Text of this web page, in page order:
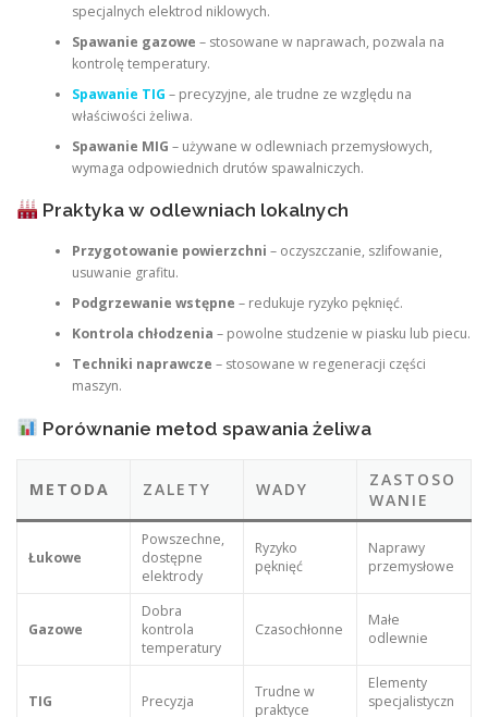
specjalnych elektrod niklowych.
Spawanie gazowe – stosowane w naprawach, pozwala na
kontrolę temperatury.
Spawanie TIG – precyzyjne, ale trudne ze względu na
właściwości żeliwa.
Spawanie MIG – używane w odlewniach przemysłowych,
wymaga odpowiednich drutów spawalniczych.
Praktyka w odlewniach lokalnych
Przygotowanie powierzchni – oczyszczanie, szlifowanie,
usuwanie grafitu.
Podgrzewanie wstępne – redukuje ryzyko pęknięć.
Kontrola chłodzenia – powolne studzenie w piasku lub piecu.
Techniki naprawcze – stosowane w regeneracji części
maszyn.
Porównanie metod spawania żeliwa
METODA ZALETY WADY
ZASTOSO
WANIE
Łukowe
Powszechne,
dostępne
elektrody
Ryzyko
pęknięć
Naprawy
przemysłowe
Gazowe
Dobra
kontrola
temperatury
Czasochłonne
Małe
odlewnie
TIG Precyzja
Trudne w
praktyce
Elementy
specjalistyczn